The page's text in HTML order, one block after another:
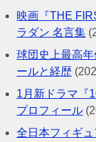
映画『THE
ラダン 名言集
球団史上最高
ールと経歴
1月新ドラマ『
プロフィール
全日本フィギ